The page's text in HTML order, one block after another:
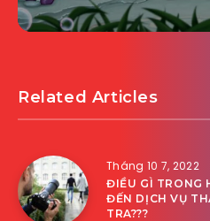
Related Articles
Tháng 10 7, 2022
ĐIỀU GÌ TRONG
ĐẾN DỊCH VỤ
TRA???